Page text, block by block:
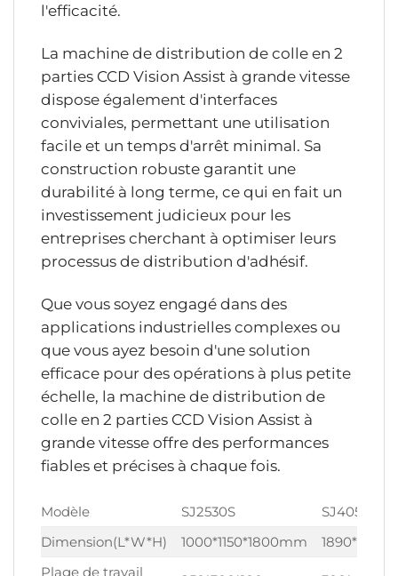
l'efficacité.
La machine de distribution de colle en 2
parties CCD Vision Assist à grande vitesse
dispose également d'interfaces
conviviales, permettant une utilisation
facile et un temps d'arrêt minimal. Sa
construction robuste garantit une
durabilité à long terme, ce qui en fait un
investissement judicieux pour les
entreprises cherchant à optimiser leurs
processus de distribution d'adhésif.
Que vous soyez engagé dans des
applications industrielles complexes ou
que vous ayez besoin d'une solution
efficace pour des opérations à plus petite
échelle, la machine de distribution de
colle en 2 parties CCD Vision Assist à
grande vitesse offre des performances
fiables et précises à chaque fois.
Modèle SJ2530S
SJ4050S
Dimension(L*W*H)
1000*1150*1800mm
Plage de travail